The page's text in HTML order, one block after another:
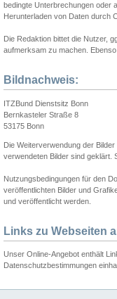
bedingte Unterbrechungen oder
Herunterladen von Daten durch
Die Redaktion bittet die Nutzer,
aufmerksam zu machen.
Bildnachweis:
ITZBund Dienstsitz Bonn
Bernkasteler Straße 8
53175 Bonn
Die Weiterverwendung der
verwendeten Bilder sind geklärt.
Nutzungsbedingungen für den
veröffentlichten Bilder und
und veröffentlicht werden.
Links zu Webseiten
Unser Online-Angebot enthält
Datenschutzbestimmungen